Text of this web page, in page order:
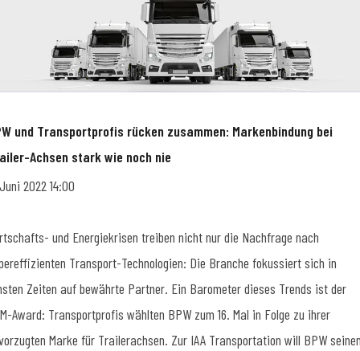
und Transportprofis rücken zusammen: Markenbindung bei
Achsen stark wie noch nie
2022 14:00
und Energiekrisen treiben nicht nur die Nachfrage nach
Transport-Technologien: Die Branche fokussiert sich in
Zeiten auf bewährte Partner. Ein Barometer dieses Trends ist der
Award: Transportprofis wählten BPW zum 16. Mal in Folge zu ihrer
Marke für Trailerachsen. Zur IAA Transportation will BPW